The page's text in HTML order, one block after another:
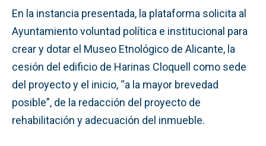
En la instancia presentada, la plataforma solicita al
Ayuntamiento voluntad política e institucional para
crear y dotar el Museo Etnológico de Alicante, la
cesión del edificio de Harinas Cloquell como sede
del proyecto y el inicio, “a la mayor brevedad
posible”, de la redacción del proyecto de
rehabilitación y adecuación del inmueble.